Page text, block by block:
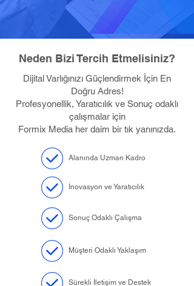
Neden Bizi Tercih Etmelisiniz?
Dijital Varlığınızı Güçlendirmek İçin En
Doğru Adres!
Profesyonellik, Yaratıcılık ve Sonuç odaklı
çalışmalar için
Formix Media her daim bir tık yanınızda.
Alanında Uzman Kadro
İnovasyon ve Yaratıcılık
Sonuç Odaklı Çalışma
Müşteri Odaklı Yaklaşım
Sürekli İletişim ve Destek